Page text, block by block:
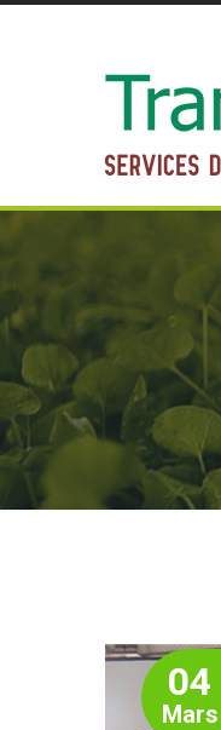
04
Mars